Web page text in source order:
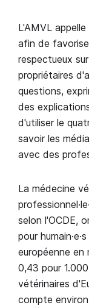
L'AMVL
afin de
respectueux
propriétaires
questions,
des
d'utiliser le
savoir les
avec des
La médecine
selon l'OCDE,
pour
européenne en
0,43 pour
vétérinaires
compte